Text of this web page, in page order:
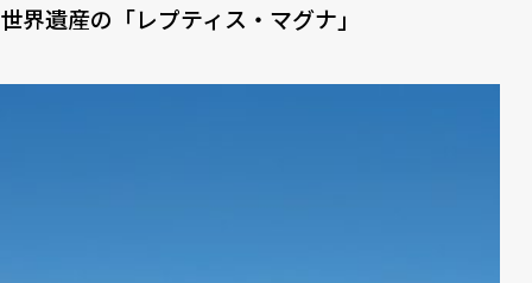
世界遺産の「レプティス・マグナ」